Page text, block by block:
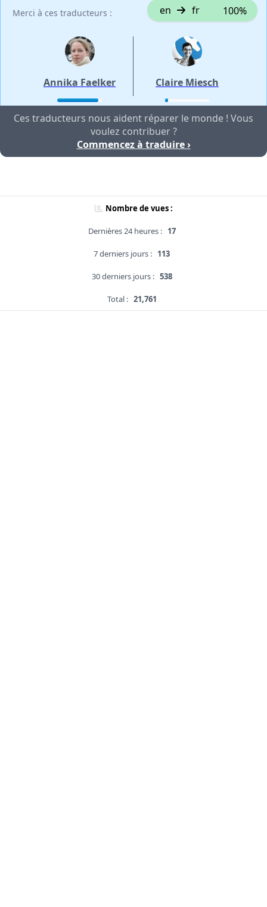
Merci à ces traducteurs : en fr 100%
Annika Faelker Claire Miesch
Ces traducteurs nous aident réparer le monde ! Vous
voulez contribuer ?
Commencez à traduire ›
Nombre de vues :
Dernières 24 heures : 17
7 derniers jours : 113
30 derniers jours : 538
Total : 21,761